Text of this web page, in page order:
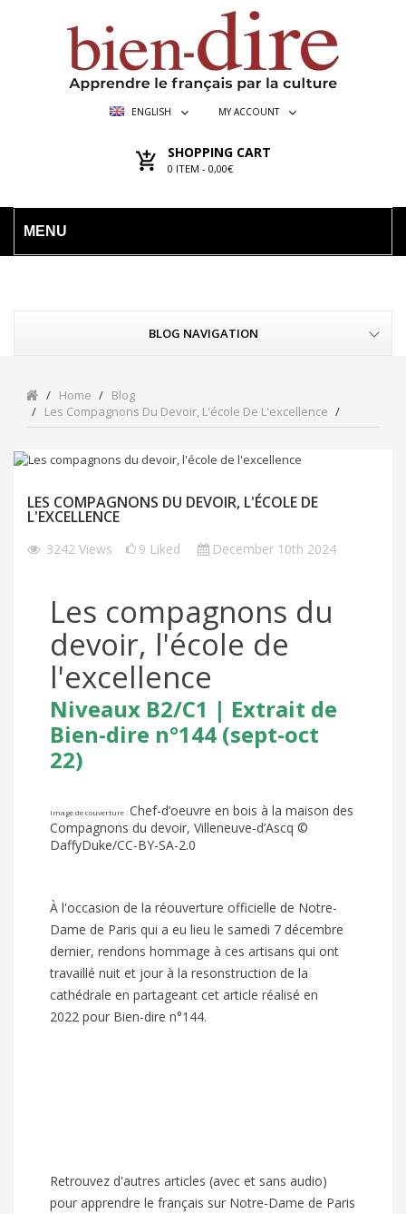
ENGLISH MY ACCOUNT
SHOPPING CART
0 ITEM - 0,00€
MENU
BLOG NAVIGATION
Home
Blog
Les Compagnons Du Devoir, L'école De L'excellence
LES COMPAGNONS DU DEVOIR, L'ÉCOLE DE
L'EXCELLENCE
3242 Views 9 Liked December 10th 2024
Les compagnons du
devoir, l'école de
l'excellence
Niveaux B2/C1 | Extrait de
Bien-dire n°144 (sept-oct
22)
Image de couverture :Chef-d’oeuvre en bois à la maison des
Compagnons du devoir, Villeneuve-d’Ascq ©
DaffyDuke/CC-BY-SA-2.0
À l'occasion de la réouverture officielle de Notre-
Dame de Paris qui a eu lieu le samedi 7 décembre
dernier, rendons hommage à ces artisans qui ont
travaillé nuit et jour à la resonstruction de la
cathédrale en partageant cet article réalisé en
2022 pour Bien-dire n°144.
Retrouvez d'autres articles (avec et sans audio)
pour apprendre le français sur Notre-Dame de Paris